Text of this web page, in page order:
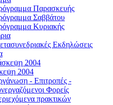
Παρασκευής
Σαββάτου
Κυριακής
Εκδηλώσεις
2004
2004
- Επιτροπές -
Φορείς
πρακτικών